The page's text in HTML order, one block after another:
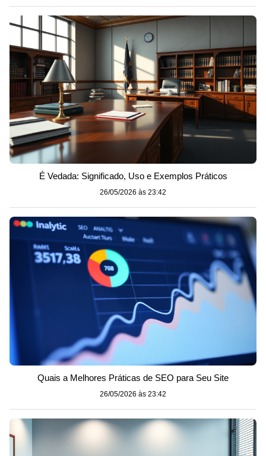
É Vedada: Significado, Uso e Exemplos Práticos
26/05/2026 às 23:42
Quais a Melhores Práticas de SEO para Seu Site
26/05/2026 às 23:42